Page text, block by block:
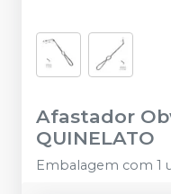
Afastador
QUINELATO
Embalagem com 1